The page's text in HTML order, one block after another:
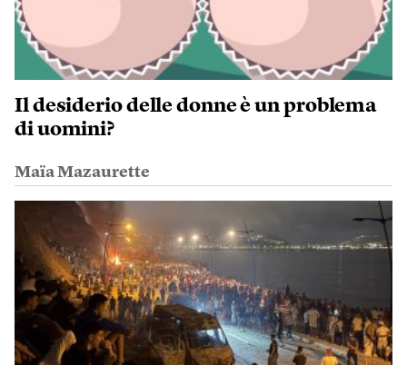
Il desiderio delle donne è un problema
di uomini?
Maïa Mazaurette